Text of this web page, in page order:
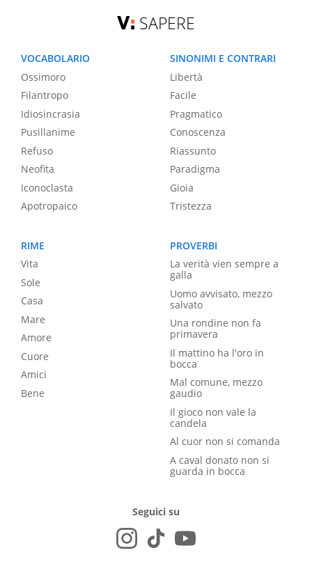
SAPERE
VOCABOLARIO
Ossimoro
Filantropo
Idiosincrasia
Pusillanime
Refuso
Neofita
Iconoclasta
Apotropaico
SINONIMI E CONTRARI
Libertà
Facile
Pragmatico
Conoscenza
Riassunto
Paradigma
Gioia
Tristezza
RIME
Vita
Sole
Casa
Mare
Amore
Cuore
Amici
Bene
PROVERBI
La verità vien sempre a
galla
Uomo avvisato, mezzo
salvato
Una rondine non fa
primavera
Il mattino ha l'oro in
bocca
Mal comune, mezzo
gaudio
Il gioco non vale la
candela
Al cuor non si comanda
A caval donato non si
guarda in bocca
Seguici su